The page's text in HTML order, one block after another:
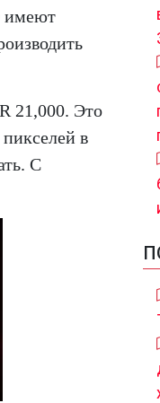
имеют
21,000. Это
в
С